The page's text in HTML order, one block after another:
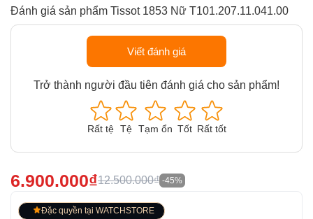
Đánh giá sản phẩm Tissot 1853 Nữ T101.207.11.041.00
Viết đánh giá
Trở thành người đầu tiên đánh giá cho sản phẩm!
Rất tệ Tệ Tạm ổn Tốt Rất tốt
6.900.000₫12.500.000₫ -45%
Đặc quyền tại WATCHSTORE